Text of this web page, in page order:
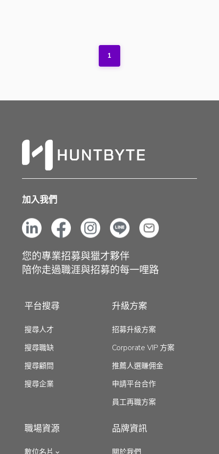
1
加入我們
您的專業招募與獵才夥伴
陪你走過職涯與招募的每一哩路
平台搜尋
搜尋人才
搜尋職缺
搜尋顧問
搜尋企業
升級方案
招募升級方案
Corporate VIP 方案
推薦人選賺佣金
申請平台合作
員工再職方案
職場資源
數位名片
品牌資訊
關於我們